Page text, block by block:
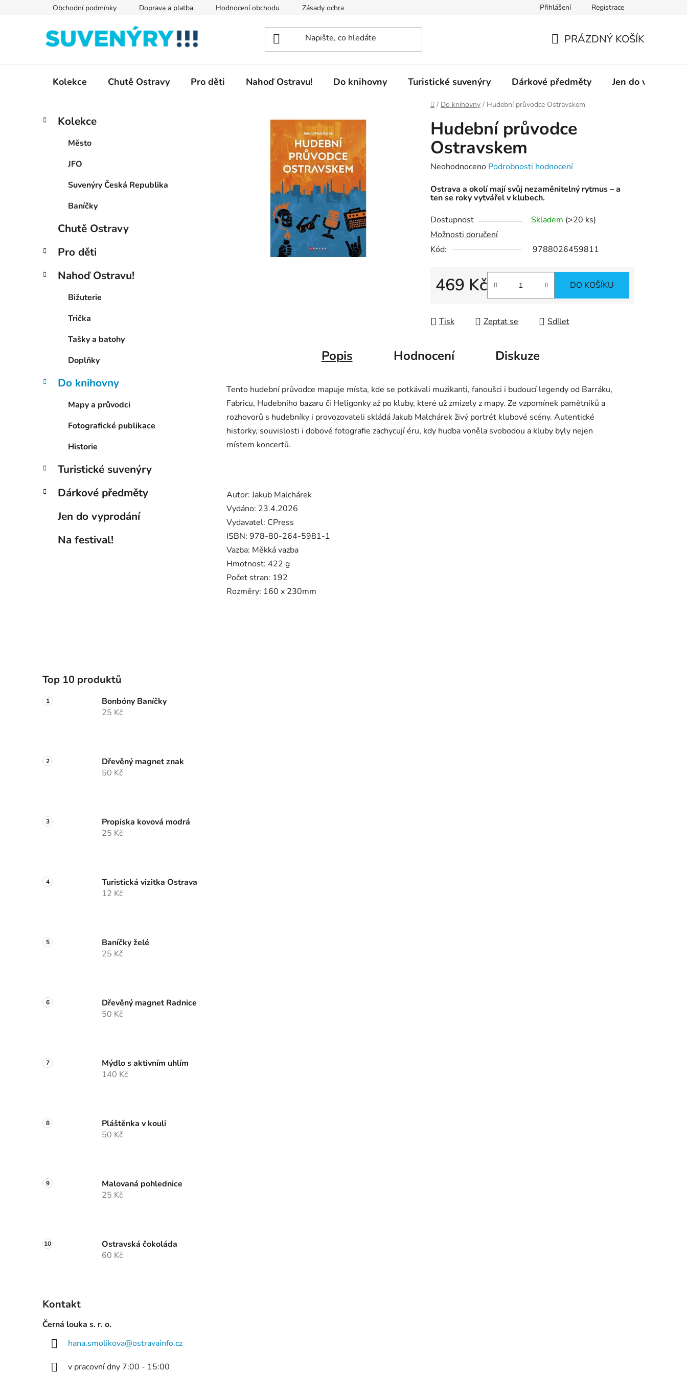
Obchodní podmínky Doprava a platba Hodnocení obchodu Zásady ochrany osobních údajů Přístupnost
Přihlášení Registrace
KOŠÍK
PRÁZDNÝ KOŠÍK
Kolekce Chutě Ostravy Pro děti Nahoď Ostravu! Do knihovny Turistické suvenýry Dárkové předměty Jen do vyprodání
Domů
/ Do knihovny / Hudební průvodce Ostravskem
P
a
e
Přeskočit
kategorie
K
a
Kolekce
Město
JFO
Suvenýry Česká Republika
Baníčky
Chutě Ostravy
Pro děti
Nahoď Ostravu!
Bižuterie
Trička
Tašky a batohy
Doplňky
Do knihovny
Mapy a průvodci
Fotografické publikace
Historie
Turistické suvenýry
Dárkové předměty
Jen do vyprodání
Na festival!
Top 10 produktů
Bonbóny Baníčky
25 Kč
Dřevěný magnet znak
50 Kč
Propiska kovová modrá
25 Kč
Turistická vizitka Ostrava
12 Kč
Baníčky želé
25 Kč
Dřevěný magnet Radnice
50 Kč
Mýdlo s aktivním uhlím
140 Kč
Pláštěnka v kouli
50 Kč
Malovaná pohlednice
25 Kč
Ostravská čokoláda
60 Kč
Kontakt
Černá louka s. r. o.
hana.smolikova@ostravainfo.cz
v pracovní dny 7:00 - 15:00
Hudební průvodce
Ostravskem
Průměrné
produktu
0,0
z
5
Neohodnoceno Podrobnosti hodnocení
Ostrava a okolí mají svůj nezaměnitelný rytmus – a
ten se roky vytvářel v klubech.
Dostupnost
Skladem (>20 ks)
Možnosti doručení
Kód:
9788026459811
469 Kč DO KOŠÍKU
Tisk Zeptat se Sdílet
Popis Hodnocení Diskuze
Tento hudební průvodce mapuje místa, kde se potkávali muzikanti, fanoušci i budoucí legendy od Barráku,
Fabricu, Hudebního bazaru či Heligonky až po kluby, které už zmizely z mapy. Ze vzpomínek pamětníků a
rozhovorů s hudebníky i provozovateli skládá Jakub Malchárek živý portrét klubové scény. Autentické
historky, souvislosti i dobové fotografie zachycují éru, kdy hudba voněla svobodou a kluby byly nejen
místem koncertů.
Autor: Jakub Malchárek
Vydáno: 23.4.2026
Vydavatel: CPress
ISBN: 978-80-264-5981-1
Vazba: Měkká vazba
Hmotnost: 422 g
Počet stran: 192
Rozměry: 160 x 230mm